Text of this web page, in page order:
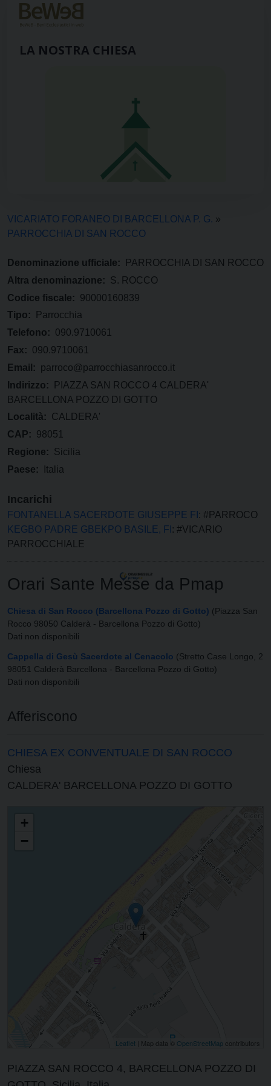
LA NOSTRA CHIESA
VICARIATO FORANEO DI BARCELLONA P. G. »
PARROCCHIA DI SAN ROCCO
Denominazione ufficiale:
PARROCCHIA DI SAN ROCCO
Altra denominazione: S. ROCCO
Codice fiscale: 90000160839
Tipo:
Parrocchia
Telefono: 090.9710061
Fax: 090.9710061
Email: parroco@parrocchiasanrocco.it
Indirizzo:
PIAZZA SAN ROCCO 4 CALDERA'
BARCELLONA POZZO DI GOTTO
Località: CALDERA'
CAP: 98051
Regione: Sicilia
Paese:
Italia
Incarichi
FONTANELLA SACERDOTE GIUSEPPE FI : #PARROCO
KEGBO PADRE GBEKPO BASILE, FI : #VICARIO
PARROCCHIALE
Orari Sante Messe da Pmap
Chiesa di San Rocco (Barcellona Pozzo di Gotto) (Piazza San
Rocco 98050 Calderà - Barcellona Pozzo di Gotto)
Dati non disponibili
Cappella di Gesù Sacerdote al Cenacolo (Stretto Case Longo, 2
98051 Calderà Barcellona - Barcellona Pozzo di Gotto)
Dati non disponibili
Afferiscono
CHIESA EX CONVENTUALE DI SAN ROCCO
Chiesa
CALDERA' BARCELLONA POZZO DI GOTTO
+
−
Leaflet | Map data © OpenStreetMap contributors
PIAZZA SAN ROCCO 4, BARCELLONA POZZO DI